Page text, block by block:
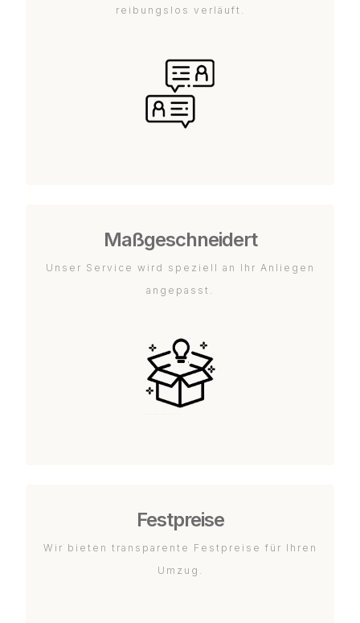
reibungslos verläuft.
Maßgeschneidert
Unser Service wird speziell an Ihr Anliegen
angepasst.
Festpreise
Wir bieten transparente Festpreise für Ihren
Umzug.